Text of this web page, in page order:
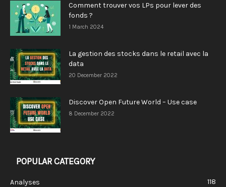
Comment trouver vos LPs pour lever des
fonds ?
1 March 2024
La gestion des stocks dans le retail avec la
data
20 December 2022
Discover Open Future World – Use case
8 December 2022
POPULAR CATEGORY
Analyses
118